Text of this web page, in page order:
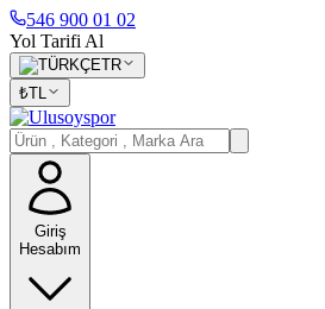
546 900 01 02
Yol Tarifi Al
TR
₺TL
Giriş
Hesabım